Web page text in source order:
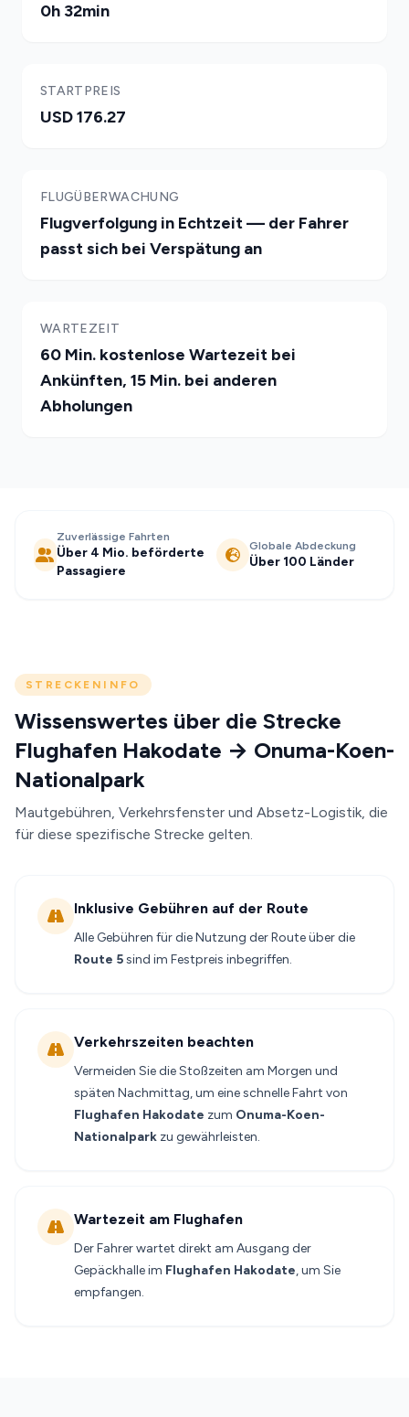
0h 32min
STARTPREIS
USD 176.27
FLUGÜBERWACHUNG
Flugverfolgung in Echtzeit — der Fahrer
passt sich bei Verspätung an
WARTEZEIT
60 Min. kostenlose Wartezeit bei
Ankünften, 15 Min. bei anderen
Abholungen
Zuverlässige Fahrten
Über 4 Mio. beförderte
Passagiere
Globale Abdeckung
Über 100 Länder
STRECKENINFO
Wissenswertes über die Strecke
Flughafen Hakodate → Onuma-Koen-
Nationalpark
Mautgebühren, Verkehrsfenster und Absetz-Logistik, die
für diese spezifische Strecke gelten.
Inklusive Gebühren auf der Route
Alle Gebühren für die Nutzung der Route über die
Route 5sind im Festpreis inbegriffen.
Verkehrszeiten beachten
Vermeiden Sie die Stoßzeiten am Morgen und
späten Nachmittag, um eine schnelle Fahrt von
Flughafen Hakodate zum Onuma-Koen-
Nationalpark zu gewährleisten.
Wartezeit am Flughafen
Der Fahrer wartet direkt am Ausgang der
Gepäckhalle im Flughafen Hakodate, um Sie
empfangen.